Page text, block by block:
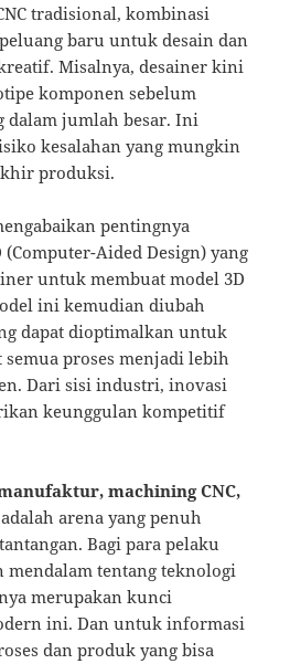
tradisional, kombinasi
baru untuk desain dan
Misalnya, desainer kini
komponen sebelum
dalam jumlah besar. Ini
kesalahan yang mungkin
produksi.
pentingnya
Aided Design) yang
untuk membuat model 3D
ini kemudian diubah
dapat dioptimalkan untuk
semua proses menjadi lebih
Dari sisi industri, inovasi
keunggulan kompetitif
machining CNC,
adalah arena yang penuh
Bagi para pelaku
mendalam tentang teknologi
merupakan kunci
ini. Dan untuk informasi
dan produk yang bisa